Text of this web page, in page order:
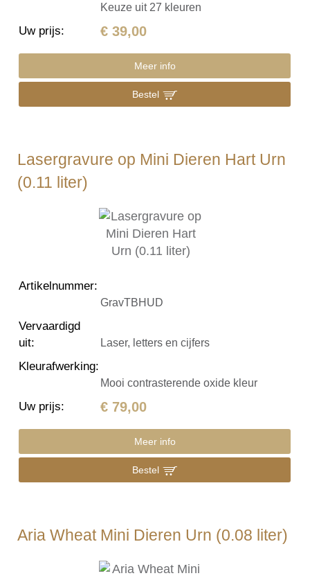
Keuze uit 27 kleuren
Uw prijs: € 39,00
Meer info
Bestel
Lasergravure op Mini Dieren Hart Urn
(0.11 liter)
Artikelnummer:
GravTBHUD
Vervaardigd
uit: Laser, letters en cijfers
Kleurafwerking:
Mooi contrasterende oxide kleur
Uw prijs: € 79,00
Meer info
Bestel
Aria Wheat Mini Dieren Urn (0.08 liter)